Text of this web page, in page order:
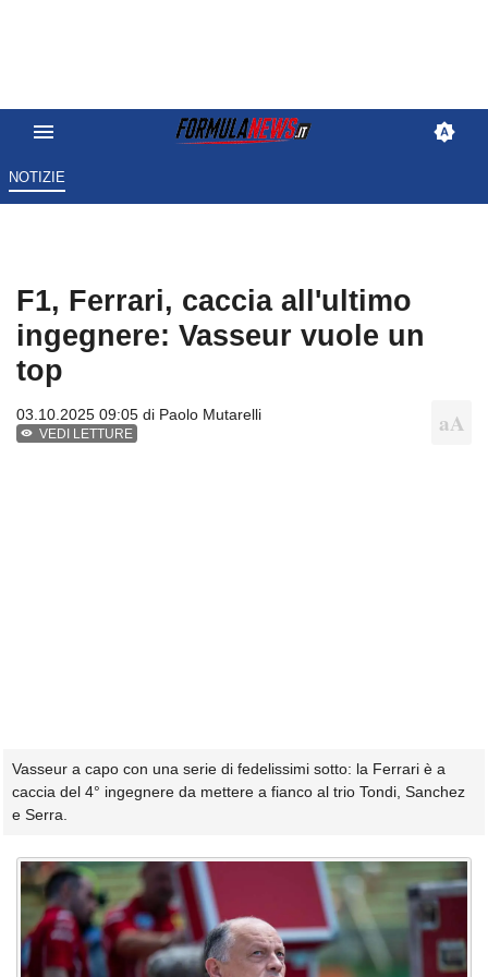
NOTIZIE
F1, Ferrari, caccia all'ultimo
ingegnere: Vasseur vuole un
top
03.10.2025 09:05 di Paolo Mutarelli
VEDI LETTURE
Vasseur a capo con una serie di fedelissimi sotto: la Ferrari è a
caccia del 4° ingegnere da mettere a fianco al trio Tondi, Sanchez
e Serra.